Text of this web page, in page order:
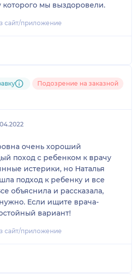
которого мы выздоровели.
сайт/приложение
Подозрение на заказной
очень хороший
поход с ребенком к врачу
истерики, но Наталья
подход к ребенку и все
объяснила и рассказала,
Если ищите врача-
вариант!
сайт/приложение